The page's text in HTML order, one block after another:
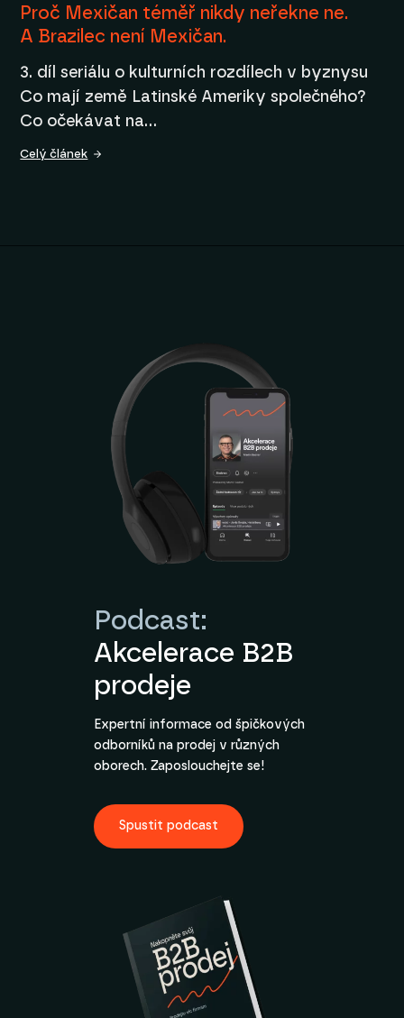
Proč Mexičan téměř nikdy neřekne ne.
A Brazilec není Mexičan.
3. díl seriálu o kulturních rozdílech v byznysu
Co mají země Latinské Ameriky společného?
Co očekávat na…
Celý článek
Podcast:
Akcelerace B2B
prodeje
Expertní informace od špičkových
odborníků na prodej v různých
oborech. Zaposlouchejte se!
Spustit podcast